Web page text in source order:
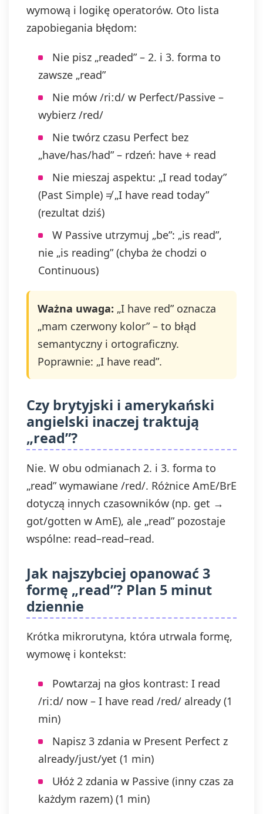
wymową i logikę operatorów. Oto lista
zapobiegania błędom:
Nie pisz „readed” – 2. i 3. forma to
zawsze „read”
Nie mów /riːd/ w Perfect/Passive –
wybierz /red/
Nie twórz czasu Perfect bez
„have/has/had” – rdzeń: have + read
Nie mieszaj aspektu: „I read today”
(Past Simple) ≠ „I have read today”
(rezultat dziś)
W Passive utrzymuj „be”: „is read”,
nie „is reading” (chyba że chodzi o
Continuous)
Ważna uwaga: „I have red” oznacza
„mam czerwony kolor” – to błąd
semantyczny i ortograficzny.
Poprawnie: „I have read”.
Czy brytyjski i amerykański
angielski inaczej traktują
„read”?
Nie. W obu odmianach 2. i 3. forma to
„read” wymawiane /red/. Różnice AmE/BrE
dotyczą innych czasowników (np. get →
got/gotten w AmE), ale „read” pozostaje
wspólne: read–read–read.
Jak najszybciej opanować 3
formę „read”? Plan 5 minut
dziennie
Krótka mikrorutyna, która utrwala formę,
wymowę i kontekst:
Powtarzaj na głos kontrast: I read
/riːd/ now – I have read /red/ already (1
min)
Napisz 3 zdania w Present Perfect z
already/just/yet (1 min)
Ułóż 2 zdania w Passive (inny czas za
każdym razem) (1 min)